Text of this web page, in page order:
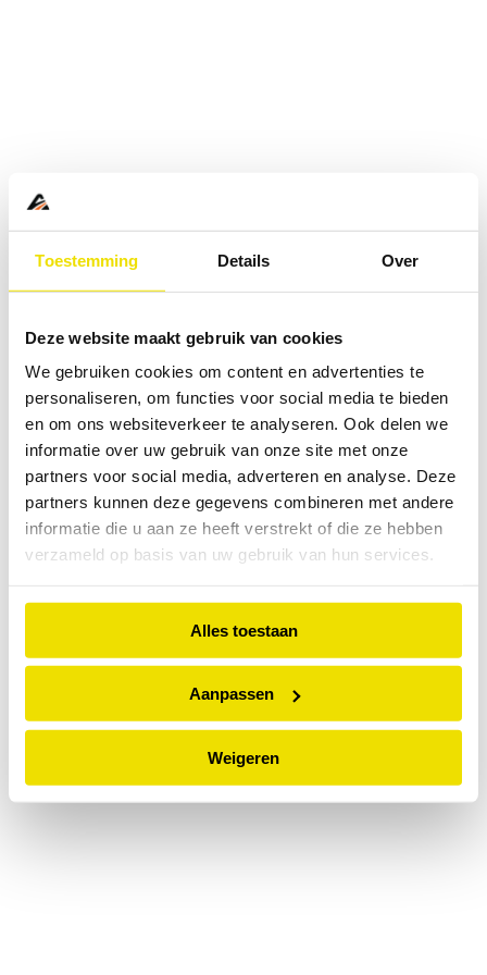
Toestemming Details Over
Deze website maakt gebruik van cookies
We gebruiken cookies om content en advertenties te
personaliseren, om functies voor social media te bieden
en om ons websiteverkeer te analyseren. Ook delen we
informatie over uw gebruik van onze site met onze
partners voor social media, adverteren en analyse. Deze
partners kunnen deze gegevens combineren met andere
informatie die u aan ze heeft verstrekt of die ze hebben
verzameld op basis van uw gebruik van hun services.
Alles toestaan
Aanpassen
Weigeren
Application error: a client-side exception has occurred while
loadingwww.abd.nl(see the browser consolefor more
information).